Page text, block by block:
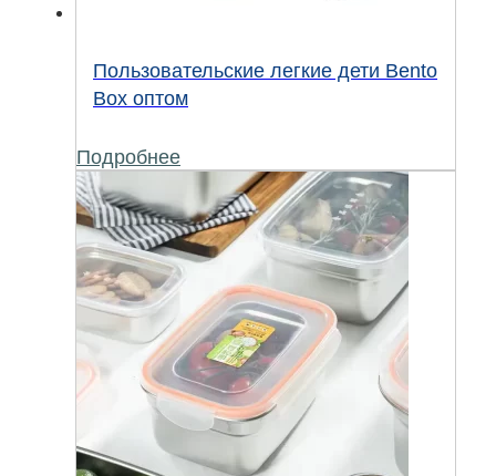
Пользовательские легкие дети Bento
Box оптом
Подробнее